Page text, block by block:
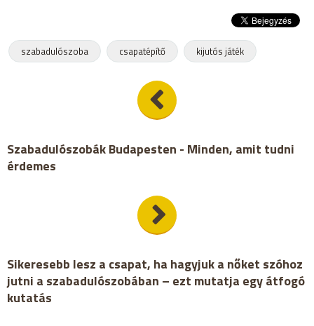
szabadulószoba csapatépítő kijutós játék
Szabadulószobák Budapesten - Minden, amit tudni
érdemes
Sikeresebb lesz a csapat, ha hagyjuk a nőket szóhoz
jutni a szabadulószobában – ezt mutatja egy átfogó
kutatás